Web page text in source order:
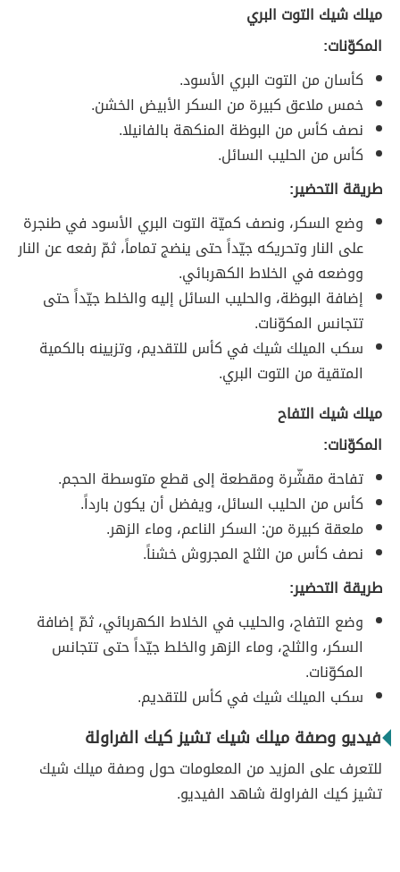
ميلك شيك التوت البري
المكوّنات:
كأسان من التوت البري الأسود.
خمس ملاعق كبيرة من السكر الأبيض الخشن.
نصف كأس من البوظة المنكهة بالفانيلا.
كأس من الحليب السائل.
طريقة التحضير:
وضع السكر، ونصف كميّة التوت البري الأسود في طنجرة
على النار وتحريكه جيّداً حتى ينضج تماماً، ثمّ رفعه عن النار
ووضعه في الخلاط الكهربائي.
إضافة البوظة، والحليب السائل إليه والخلط جيّداً حتى
تتجانس المكوّنات.
سكب الميلك شيك في كأس للتقديم، وتزيينه بالكمية
المتقية من التوت البري.
ميلك شيك التفاح
المكوّنات:
تفاحة مقشّرة ومقطعة إلى قطع متوسطة الحجم.
كأس من الحليب السائل، ويفضل أن يكون بارداً.
ملعقة كبيرة من: السكر الناعم، وماء الزهر.
نصف كأس من الثلج المجروش خشناً.
طريقة التحضير:
وضع التفاح، والحليب في الخلاط الكهربائي، ثمّ إضافة
السكر، والثلج، وماء الزهر والخلط جيّداً حتى تتجانس
المكوّنات.
سكب الميلك شيك في كأس للتقديم.
فيديو وصفة ميلك شيك تشيز كيك الفراولة
للتعرف على المزيد من المعلومات حول وصفة ميلك شيك
تشيز كيك الفراولة شاهد الفيديو.